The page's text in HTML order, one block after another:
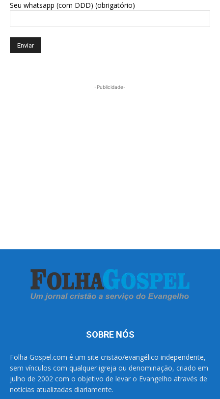
Seu whatsapp (com DDD) (obrigatório)
-Publicidade-
SOBRE NÓS
Folha Gospel.com é um site cristão/evangélico independente,
sem vínculos com qualquer igreja ou denominação, criado em
julho de 2002 com o objetivo de levar o Evangelho através de
notícias atualizadas diariamente.